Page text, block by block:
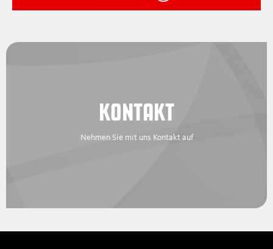
KONTAKT
Nehmen Sie mit uns Kontakt auf